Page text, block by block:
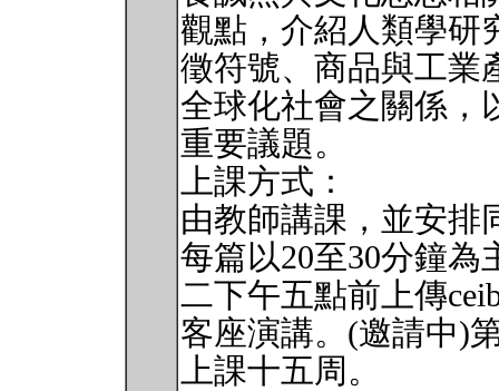
觀點，介紹人類學研
徵符號、商品與工業
全球化社會之關係，
重要議題。
上課方式：
由教師講課，並安排
每篇以20至30分鐘
二下午五點前上傳
客座演講。(邀請中)
上課十五周。